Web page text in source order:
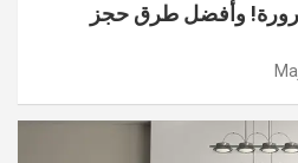
وأفضل طرق حجز